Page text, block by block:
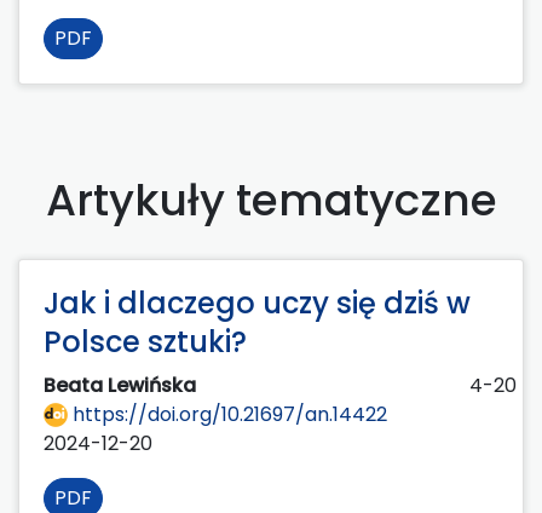
PDF
Artykuły tematyczne
Jak i dlaczego uczy się dziś w
Polsce sztuki?
Beata Lewińska
4-20
https://doi.org/10.21697/an.14422
2024-12-20
PDF